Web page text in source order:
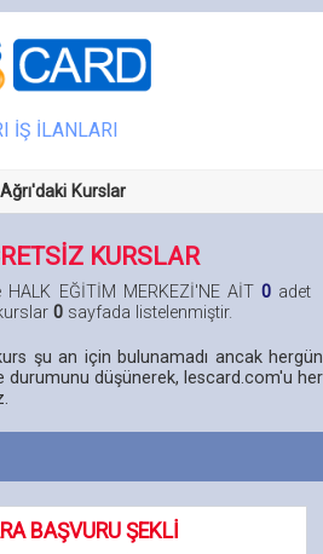
İŞ İLANLARI
Ağrı'daki Kurslar
KURSLAR
HALK EĞİTİM MERKEZİ'NE AİT 0 adet
0 sayfada listelenmiştir.
şu an için bulunamadı ancak hergün
durumunu düşünerek, lescard.com'u her
BAŞVURU ŞEKLİ